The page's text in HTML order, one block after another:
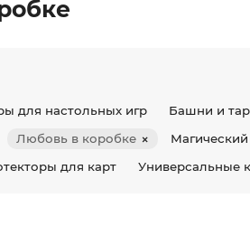
для настольных игр Башни и
Любовь в коробке ×
для карт Универсальные